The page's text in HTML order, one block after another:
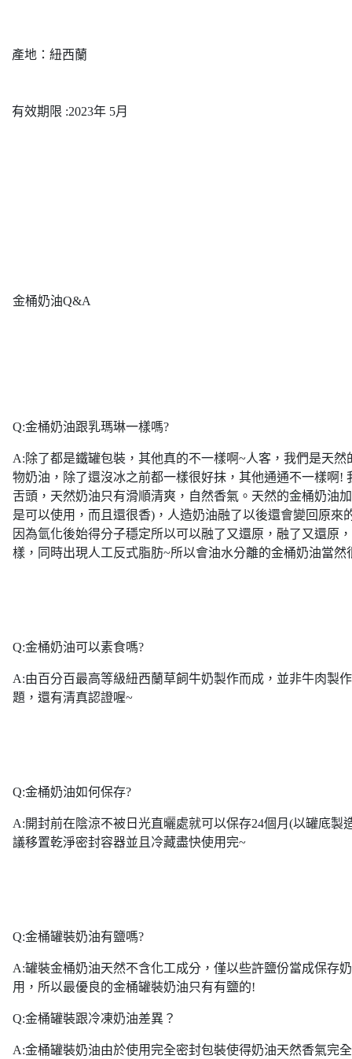
產地：紐西蘭
有效期限 :2023年 5月
金桶奶油Q&A
Q:金桶奶油跟乳瑪琳一樣嗎?
A:除了都是鐵罐包裝，其他真的不一樣啊~人客，我們是天然
物奶油，除了還沒冰之前都一樣很好抹，其他通通不一樣啊!
舌頭，天然奶油只有滑順清爽，自然香氣。天然的金桶奶油
是可以使用，而且還很香)，人造奶油融了以後還會變回原來
因為氫化後始得分子穩定所以可以融了又還原，融了又還原
樣，同時出現人工反式脂肪~所以會油水分離的金桶奶油當然
Q:金桶奶油可以素食嗎?
A:由百分百最高等級紐西蘭草飼牛奶製作而成，並非牛肉製
題，還有清真認證喔~
Q:金桶奶油如何保存?
A:開封前在陰涼不被日光直曬處就可以保存24個月(以罐底製
議移置乾淨密封容器並且冷藏盡快使用完~
Q:金桶罐裝奶油有鹽嗎?
A:罐裝金桶奶油天然不含化工成分，僅以些許鹽份當成保存
用，所以最優良的金桶罐裝奶油只有有鹽的!
Q:金桶罐裝跟冷凍奶油差異？
A:金桶罐裝奶油由於使用完全密封包裝使得奶油天然香氣完